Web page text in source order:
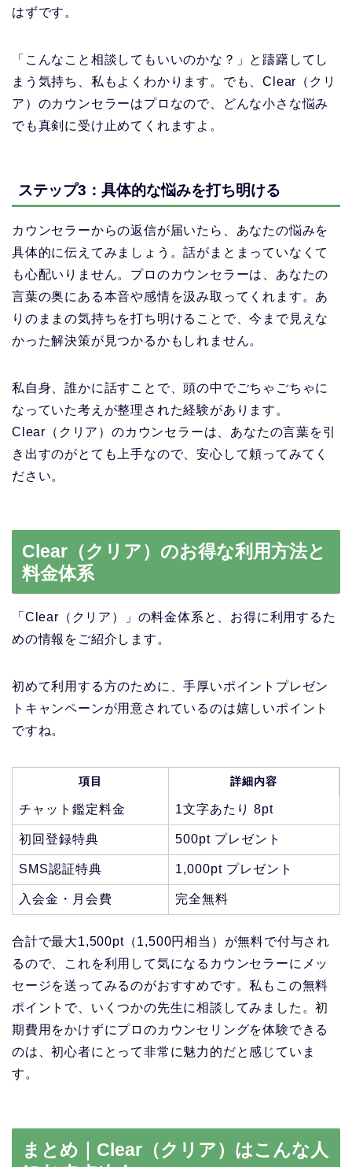
はずです。
「こんなこと相談してもいいのかな？」と躊躇してし
まう気持ち、私もよくわかります。でも、Clear（クリ
ア）のカウンセラーはプロなので、どんな小さな悩み
でも真剣に受け止めてくれますよ。
ステップ3：具体的な悩みを打ち明ける
カウンセラーからの返信が届いたら、あなたの悩みを
具体的に伝えてみましょう。話がまとまっていなくて
も心配いりません。プロのカウンセラーは、あなたの
言葉の奥にある本音や感情を汲み取ってくれます。あ
りのままの気持ちを打ち明けることで、今まで見えな
かった解決策が見つかるかもしれません。
私自身、誰かに話すことで、頭の中でごちゃごちゃに
なっていた考えが整理された経験があります。
Clear（クリア）のカウンセラーは、あなたの言葉を引
き出すのがとても上手なので、安心して頼ってみてく
ださい。
Clear（クリア）のお得な利用方法と
料金体系
「Clear（クリア）」の料金体系と、お得に利用するた
めの情報をご紹介します。
初めて利用する方のために、手厚いポイントプレゼン
トキャンペーンが用意されているのは嬉しいポイント
ですね。
項目 詳細内容
チャット鑑定料金 1文字あたり 8pt
初回登録特典 500pt プレゼント
SMS認証特典 1,000pt プレゼント
入会金・月会費 完全無料
合計で最大1,500pt（1,500円相当）が無料で付与され
るので、これを利用して気になるカウンセラーにメッ
セージを送ってみるのがおすすめです。私もこの無料
ポイントで、いくつかの先生に相談してみました。初
期費用をかけずにプロのカウンセリングを体験できる
のは、初心者にとって非常に魅力的だと感じていま
す。
まとめ｜Clear（クリア）はこんな人